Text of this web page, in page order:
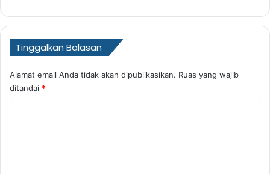
Tinggalkan Balasan
Alamat email Anda tidak akan dipublikasikan. Ruas yang wajib
ditandai *